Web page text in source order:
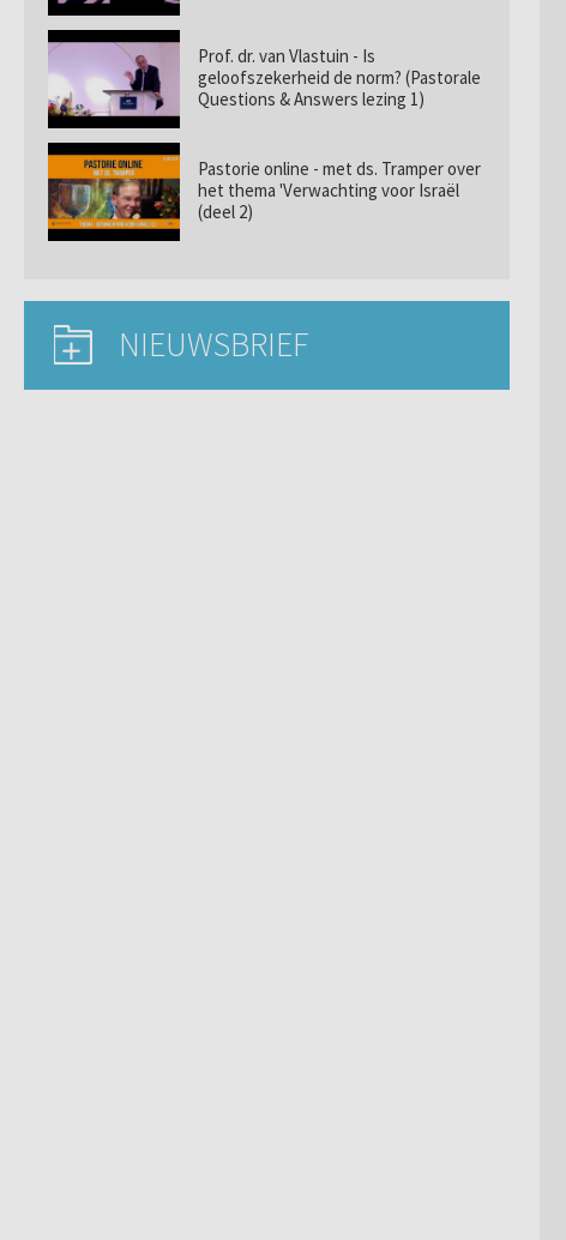
Prof. dr. van Vlastuin - Is
geloofszekerheid de norm? (Pastorale
Questions & Answers lezing 1)
Pastorie online - met ds. Tramper over
het thema 'Verwachting voor Israël
(deel 2)
NIEUWSBRIEF